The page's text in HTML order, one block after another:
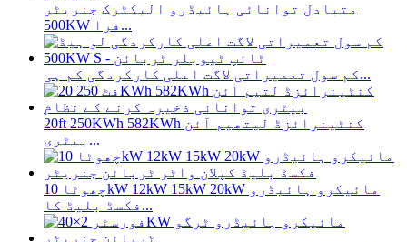
متبادل توانائی ہائیڈرو الیکٹرک جنریٹر
500KW فرا...
کم سول تعمیراتی لاگت اعلی کارکردگی کم ہی...
20ft 250KWh 582KWh کنٹینرائزڈ لیتھیم آئن
بیٹری...
چھوٹا 10kW 12kW 15kW 20kW مائیکرو ہائیڈرو
فکسڈ بلیڈ کا...